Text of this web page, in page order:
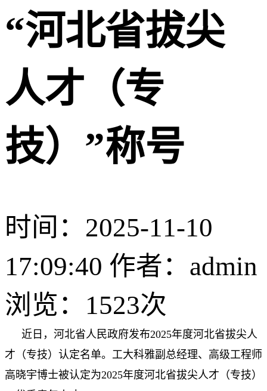
“河北省拔尖
人才（专
技）”称号
时间：2025-11-10
17:09:40 作者：admin
浏览： 1523次
近日，河北省人民政府发布2025年度河北省拔尖人
才（专技）认定名单。工大科雅副总经理、高级工程师
高晓宇博士被认定为2025年度河北省拔尖人才（专技）